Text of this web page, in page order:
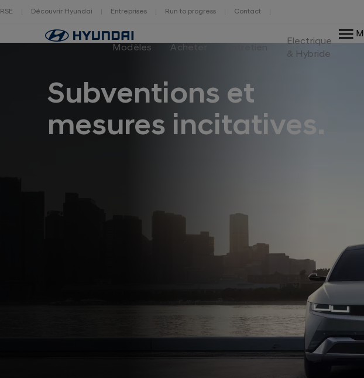
RSE Découvrir Hyundai Entreprises Run to progress Contact
Page
d'accueil
Modèles Acheter
Electrique
& Hybride
Subventions et
mesures incitatives.